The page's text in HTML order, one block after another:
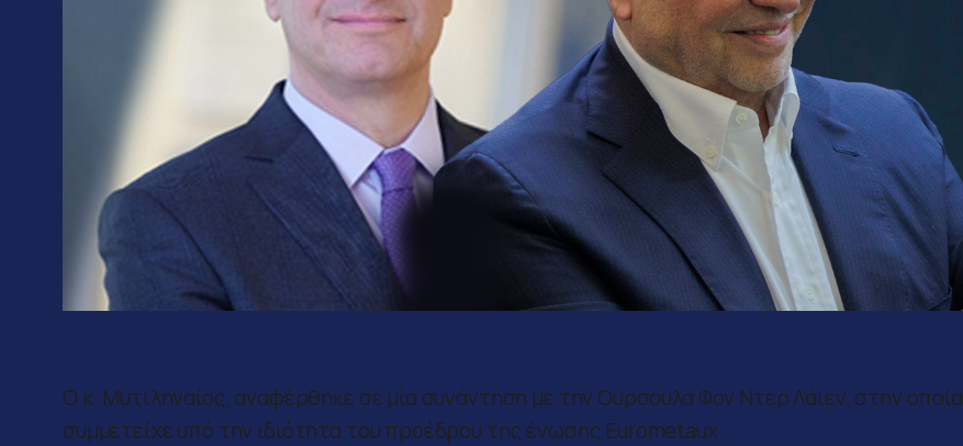
Ο κ. Μυτιληναίος, αναφέρθηκε σε μία συνάντηση με την Ούρσουλα Φον Ντερ Λάιεν, στην οποία
συμμετείχε υπό την ιδιότητα του προέδρου της ένωσης Eurometaux.